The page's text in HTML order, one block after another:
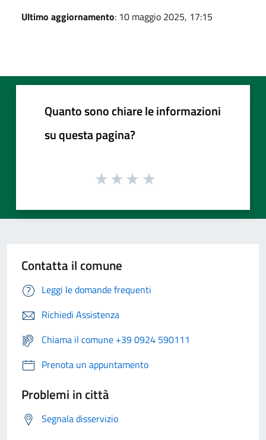
Ultimo aggiornamento: 10 maggio 2025, 17:15
Quanto sono chiare le informazioni
su questa pagina?
Contatta il comune
Leggi le domande frequenti
Richiedi Assistenza
Chiama il comune +39 0924 590111
Prenota un appuntamento
Problemi in città
Segnala disservizio